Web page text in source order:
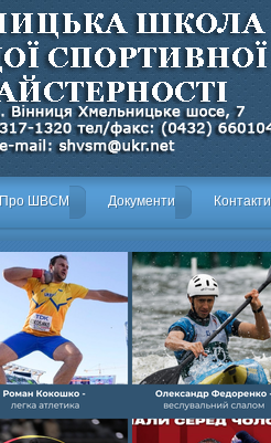
Про ШВСМ Документи Контакти